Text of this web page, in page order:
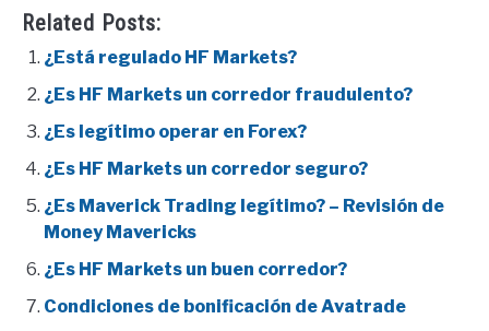
Related Posts:
¿Está regulado HF Markets?
¿Es HF Markets un corredor fraudulento?
¿Es legítimo operar en Forex?
¿Es HF Markets un corredor seguro?
¿Es Maverick Trading legítimo? – Revisión de
Money Mavericks
¿Es HF Markets un buen corredor?
Condiciones de bonificación de Avatrade